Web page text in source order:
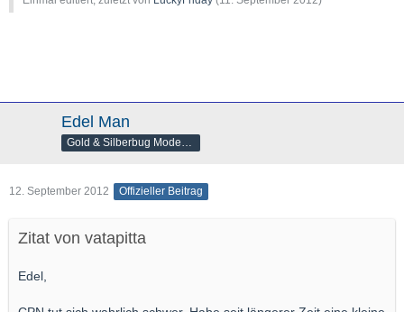
Edel Man
12. September 2012 Offizieller Beitrag
Zitat von vatapitta
Edel,